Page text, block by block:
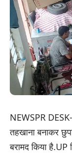
NEWSPR
तहखाना बनाकर
बरामद किया है.UP